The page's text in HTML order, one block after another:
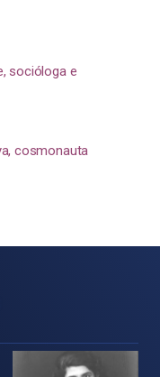
socióloga e
cosmonauta